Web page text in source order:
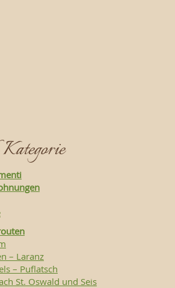
– Laranz
– Puflatsch
St. Oswald und Seis